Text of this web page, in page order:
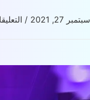
27, 2021
/ التعليقات